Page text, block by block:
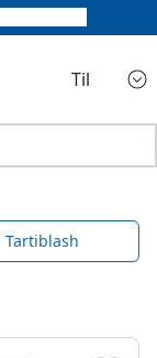
Til
Tartiblash